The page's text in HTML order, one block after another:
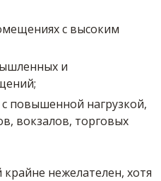
с высоким
и
повышенной нагрузкой,
вокзалов, торговых
нежелателен, хотя